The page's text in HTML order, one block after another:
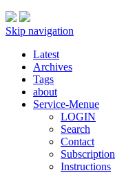
Skip navigation
Latest
Archives
Tags
about
Service-Menue
LOGIN
Search
Contact
Subscription
Instructions